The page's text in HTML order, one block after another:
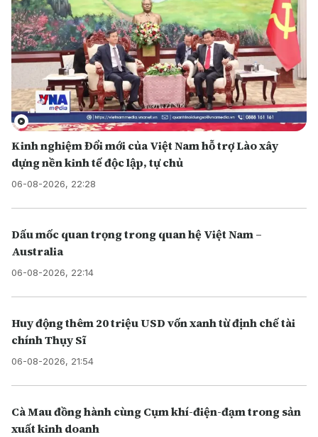
Kinh nghiệm Đổi mới của Việt Nam hỗ trợ Lào xây
dựng nền kinh tế độc lập, tự chủ
06-08-2026, 22:28
Dấu mốc quan trọng trong quan hệ Việt Nam –
Australia
06-08-2026, 22:14
Huy động thêm 20 triệu USD vốn xanh từ định chế tài
chính Thụy Sĩ
06-08-2026, 21:54
Cà Mau đồng hành cùng Cụm khí-điện-đạm trong sản
xuất kinh doanh